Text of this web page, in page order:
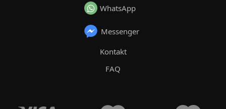
WhatsApp
Messenger
Kontakt
FAQ